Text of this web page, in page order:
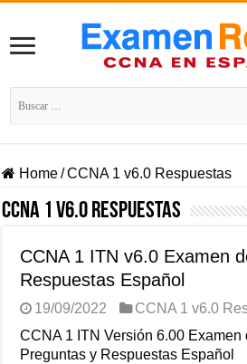
Buscar:
Home/CCNA 1 v6.0 Respuestas
CCNA 1 v6.0 Respuestas
CCNA 1 ITN v6.0 Examen
Respuestas Español
19/09/2022 CCNA 1 v6.0
CCNA 1 ITN Versión 6.00 Examen
Preguntas y Respuestas Español